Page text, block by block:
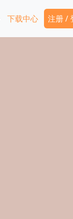
下载中心 注册 /